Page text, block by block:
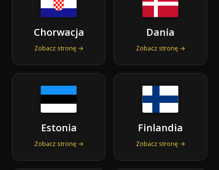
Chorwacja
Zobacz stronę →
Dania
Zobacz stronę →
Estonia
Zobacz stronę →
Finlandia
Zobacz stronę →